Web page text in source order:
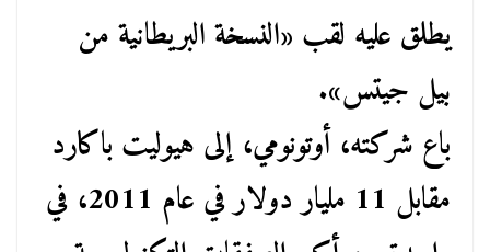
يطلق عليه لقب «النسخة البريطانية من
بيل جيتس».
باع شركته، أوتونومي، إلى هيوليت باكارد
مقابل 11 مليار دولار في عام 2011، في